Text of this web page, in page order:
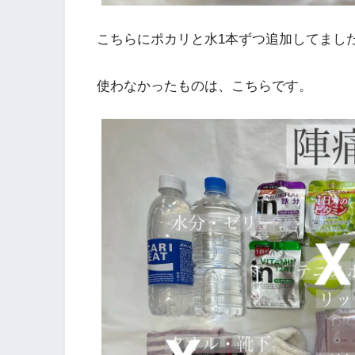
こちらにポカリと水1本ずつ追加してまし
使わなかったものは、こちらです。